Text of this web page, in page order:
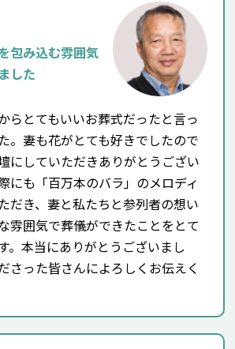
包み込む雰囲気
した
らとてもいいお葬式だったと言っ
。妻も花がとても好きでしたので
にしていただきありがとうござい
にも「百万本のバラ」のメロディ
だき、妻と私たちと参列者の想い
雰囲気で葬儀ができたことをとて
。本当にありがとうございまし
さった皆さんによろしくお伝えく